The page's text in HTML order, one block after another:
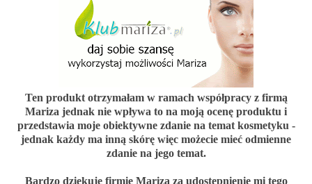
Ten produkt otrzymałam w ramach współpracy z firmą
Mariza jednak nie wpływa to na moją ocenę produktu i
przedstawia moje obiektywne zdanie na temat kosmetyku -
jednak każdy ma inną skórę więc możecie mieć odmienne
zdanie na jego temat.
Bardzo dziękuję firmie Mariza za udostępnienie mi tego